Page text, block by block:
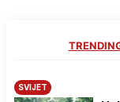
SVIJET